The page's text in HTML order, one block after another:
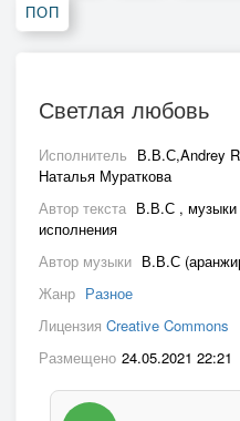
ПОП
Светлая любовь
Исполнитель В.В.С,Andrey
Наталья Мураткова
Автор текста В.В.С , музыки
исполнения
Автор музыки В.В.С
Жанр Разное
Лицензия Creative Commons
Размещено 24.05.2021 22:21